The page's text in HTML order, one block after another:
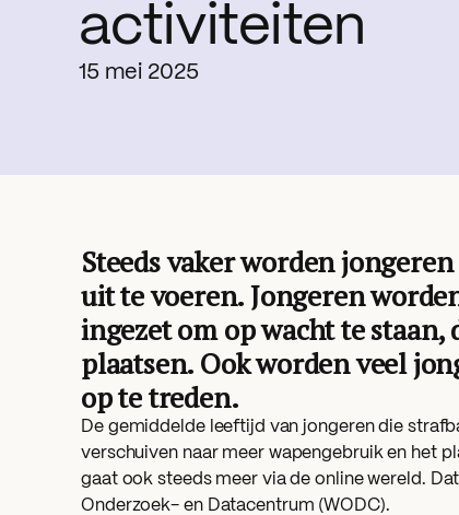
activiteiten
15 mei 2025
Steeds vaker worden
uit te voeren. Jongeren
ingezet om op wacht te
plaatsen. Ook worden veel
op te treden.
De gemiddelde leeftijd van jongeren die
verschuiven naar meer wapengebruik en het
gaat ook steeds meer via de online wereld.
Onderzoek- en Datacentrum (WODC).